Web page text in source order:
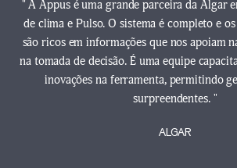
" A Appus é uma grande parceira da Algar
de clima e Pulso. O sistema é completo e
são ricos em informações que nos apoiam
na tomada de decisão. É uma equipe
inovações na ferramenta, permitindo
surpreendentes. "
ALGAR